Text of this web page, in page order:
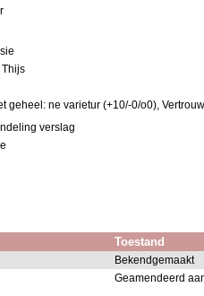
geheel: ne varietur (+10/-0/o0),
verslag
Toestand
Bekendgemaakt
Geamendeerd